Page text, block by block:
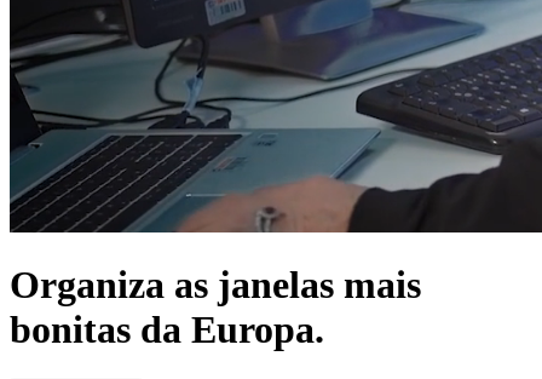
Organiza as janelas mais
bonitas da Europa.